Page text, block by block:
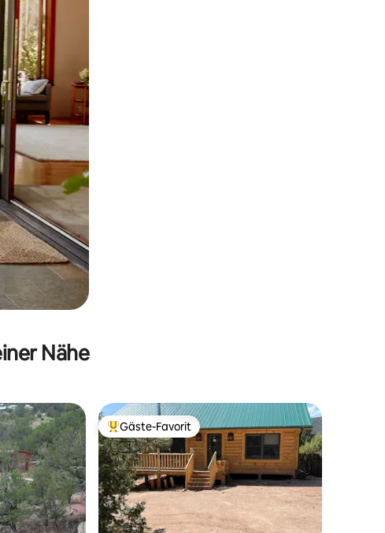
Berühren oder Wischgesten.
Nähe
Beliebter Gäste-Favorit.
Gäste-Favorit